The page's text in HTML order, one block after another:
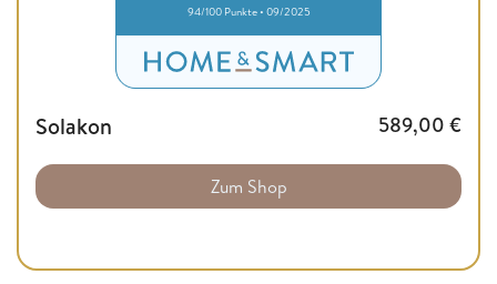
94/100 Punkte • 09/2025
Solakon 589,00 €
Zum Shop